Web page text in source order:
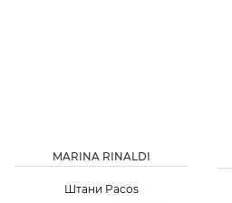
MARINA RINALDI
Штани Pacos